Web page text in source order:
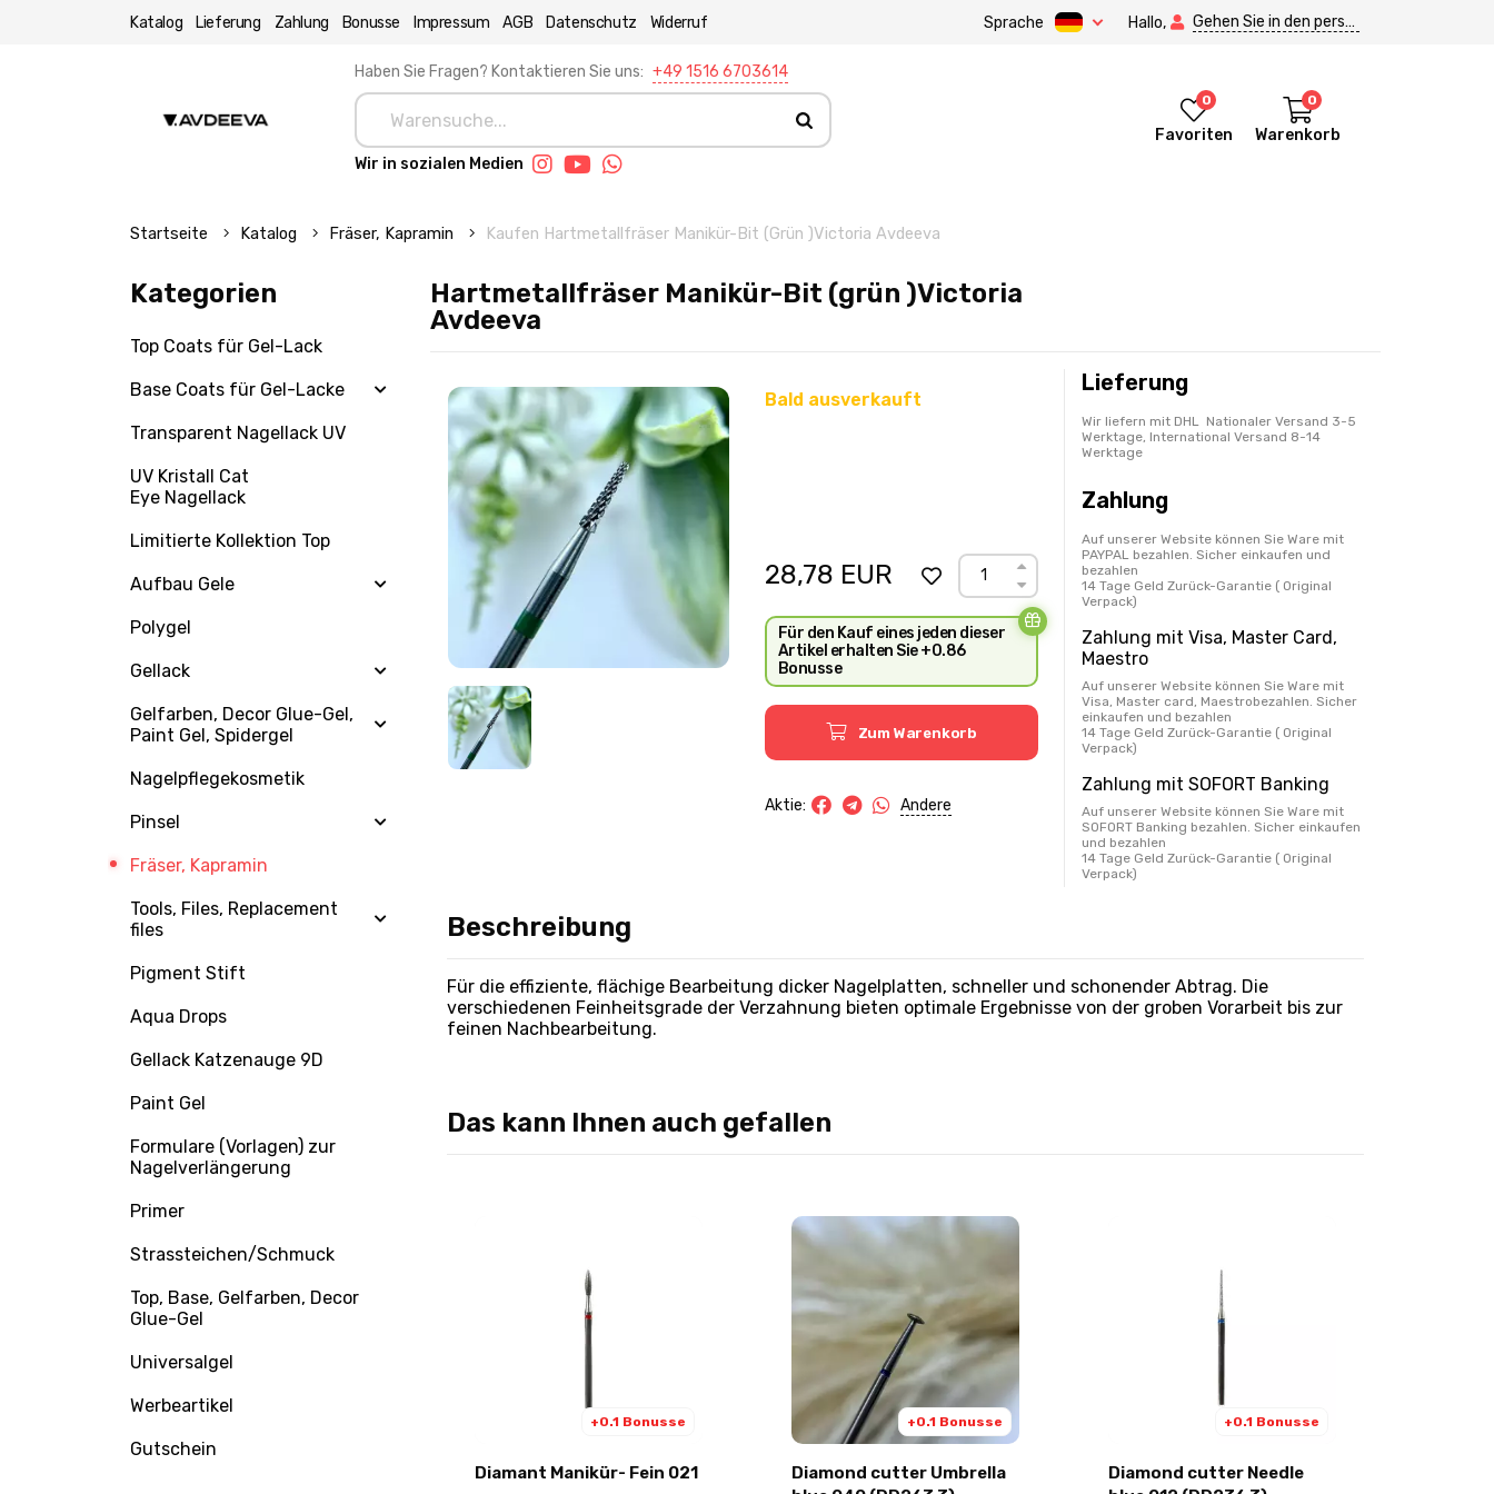
Katalog Lieferung Zahlung Bonusse Impressum AGB Datenschutz Widerruf Sprache Hallo, Gehen Sie in den persönlichen Bereich.
Haben Sie Fragen? Kontaktieren Sie uns: +49 1516 6703614
Wir in sozialen Medien
0
Favoriten
0
Warenkorb
Startseite Katalog Fräser, Kapramin Kaufen Hartmetallfräser Manikür-Bit (grün )Victoria Avdeeva
Kategorien
Top Coats für Gel-Lack
Base Coats für Gel-Lacke
Transparent Nagellack UV
UV Kristall Cat
Eye Nagellack
Limitierte Kollektion Top
Aufbau Gele
Polygel
Gellack
Gelfarben, Decor Glue-Gel,
Paint Gel, Spidergel
Nagelpflegekosmetik
Pinsel
Fräser, Kapramin
Tools, Files, Replacement
files
Pigment Stift
Aqua Drops
Gellack Katzenauge 9D
Paint Gel
Formulare (Vorlagen) zur
Nagelverlängerung
Primer
Strassteichen/Schmuck
Top, Base, Gelfarben, Decor
Glue-Gel
Universalgel
Werbeartikel
Gutschein
Hartmetallfräser Manikür-Bit (grün )Victoria
Avdeeva
Bald ausverkauft
28,78 EUR
Für den Kauf eines jeden dieser
Artikel erhalten Sie +0.86
Bonusse
Zum Warenkorb
Aktie: Andere
Lieferung
Wir liefern mit DHL Nationaler Versand 3-5
Werktage, International Versand 8-14
Werktage
Zahlung
Auf unserer Website können Sie Ware mit
PAYPAL bezahlen. Sicher einkaufen und
bezahlen
14 Tage Geld Zurück-Garantie ( Original
Verpack)
Zahlung mit Visa, Master Card,
Maestro
Auf unserer Website können Sie Ware mit
Visa, Master card, Maestrobezahlen. Sicher
einkaufen und bezahlen
14 Tage Geld Zurück-Garantie ( Original
Verpack)
Zahlung mit SOFORT Banking
Auf unserer Website können Sie Ware mit
SOFORT Banking bezahlen. Sicher einkaufen
und bezahlen
14 Tage Geld Zurück-Garantie ( Original
Verpack)
Beschreibung
Für die effiziente, flächige Bearbeitung dicker Nagelplatten, schneller und schonender Abtrag. Die
verschiedenen Feinheitsgrade der Verzahnung bieten optimale Ergebnisse von der groben Vorarbeit bis zur
feinen Nachbearbeitung.
Das kann Ihnen auch gefallen
+0.1 Bonusse
Diamant Manikür- Fein 021
+0.1 Bonusse
Diamond cutter Umbrella
+0.1 Bonusse
Diamond cutter Needle